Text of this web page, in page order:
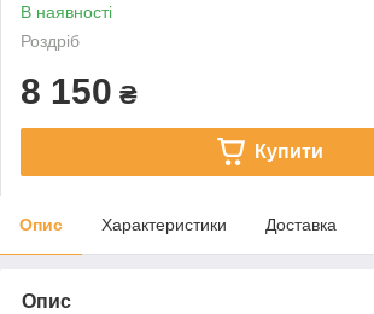
В наявності
Роздріб
8 150 ₴
Купити
Опис Характеристики Доставка
Опис